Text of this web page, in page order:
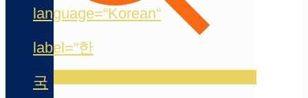
language=“Korean“
label=“한
국